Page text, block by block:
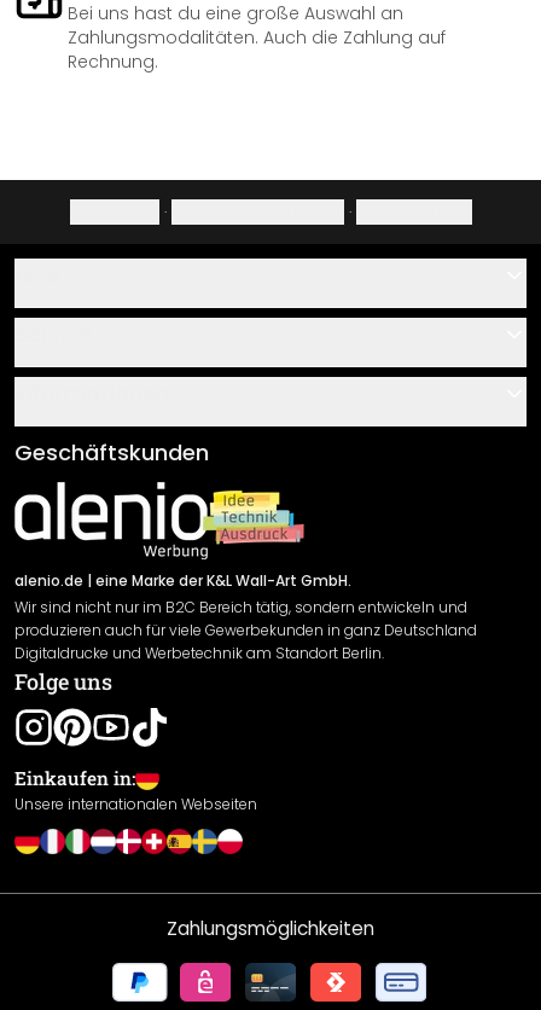
Bei uns hast du eine große Auswahl an
Zahlungsmodalitäten. Auch die Zahlung auf
Rechnung.
· ·
Über uns
Klebe- und Montageanleitungen
Newsletter An-/Abmeldung
Sendungsverfolgung
AGB
Impressum
Versand & Zahlung
Rücksendung
Widerrufsrecht
Datenschutzerklärung
Gewährleistung
Leistungserklärung / CE-Zeichen
Cookie Einstellungen
Geschäftskunden
alenio.de | eine Marke der K&L Wall-Art GmbH.
Wir sind nicht nur im B2C Bereich tätig, sondern entwickeln und
produzieren auch für viele Gewerbekunden in ganz Deutschland
Digitaldrucke und Werbetechnik am Standort Berlin.
Folge uns
Einkaufen in:
Unsere internationalen Webseiten
Zahlungsmöglichkeiten